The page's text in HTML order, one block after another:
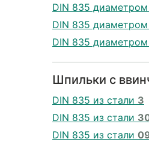
DIN 835 диаметром
DIN 835 диаметром
DIN 835 диаметром
Шпильки с
DIN 835 из стали 3
DIN 835 из стали
DIN 835 из стали